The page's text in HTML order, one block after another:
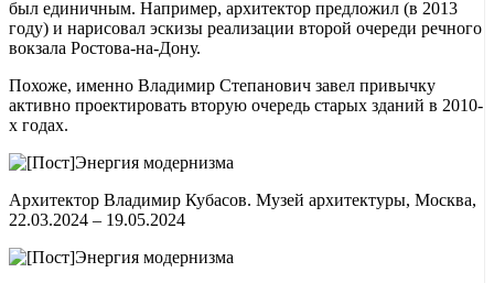
был единичным. Например, архитектор предложил (в 2013
году) и нарисовал эскизы реализации второй очереди речного
вокзала Ростова-на-Дону.
Похоже, именно Владимир Степанович завел привычку
активно проектировать вторую очередь старых зданий в 2010-
х годах.
Архитектор Владимир Кубасов. Музей архитектуры, Москва,
22.03.2024 – 19.05.2024